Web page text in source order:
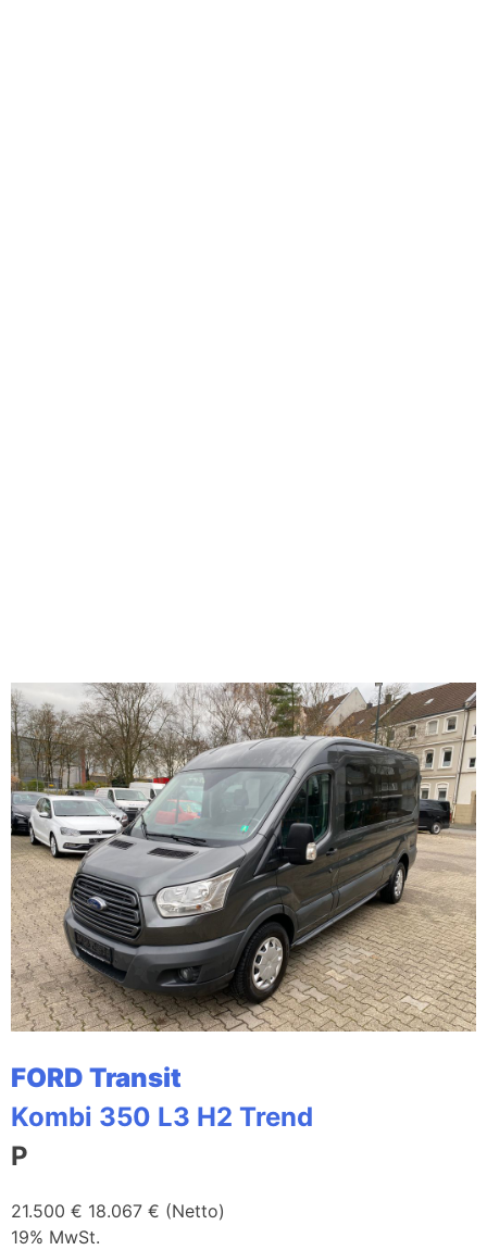
FORD Transit
Kombi 350 L3 H2 Trend
P
21.500 € 18.067 € (Netto)
19% MwSt.